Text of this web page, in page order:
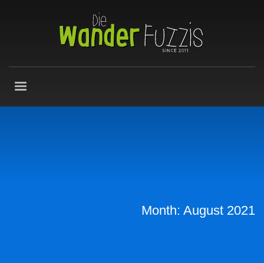
Month: August 2021